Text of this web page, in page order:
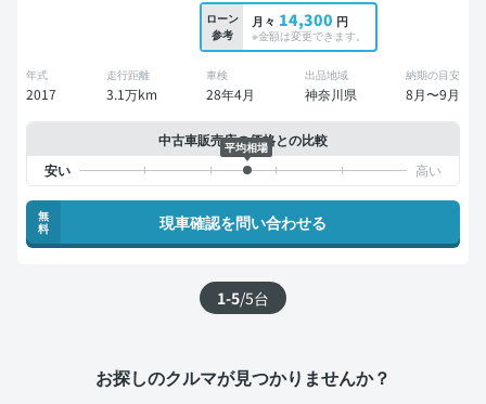
ローン
参考
月々 14,300 円
※金額は変更できます。
年式
2017
走行距離
3.1万km
車検
28年4月
出品地域
神奈川県
納期の目安
8月〜9月
中古車販売店の価格との比較
平均相場
無
料
現車確認を問い合わせる
1-5/5台
お探しのクルマが見つかりませんか？